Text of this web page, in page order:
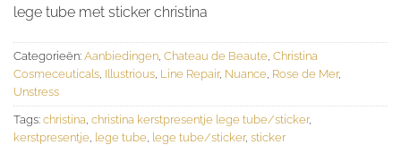
lege tube met sticker christina
Categorieën: Aanbiedingen Chateau de Beaute Christina
Cosmeceuticals Illustrious Line Repair, Nuance Rose de Mer,
Unstress
Tags: christina christina kerstpresentje lege tube/sticker,
kerstpresentje lege tube lege tube/sticker, sticker